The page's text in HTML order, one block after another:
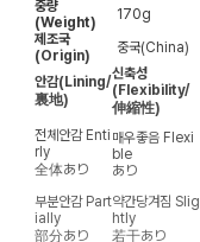
중량
(Weight)
170g
제조국
(Origin)
중국(China)
안감(Lining/
裏地)
신축성
(Flexibility/
伸縮性)
전체안감 Enti
rly
全体あり
매우좋음 Flexi
ble
あり
부분안감 Part
ially
部分あり
약간당겨짐 Slig
htly
若干あり